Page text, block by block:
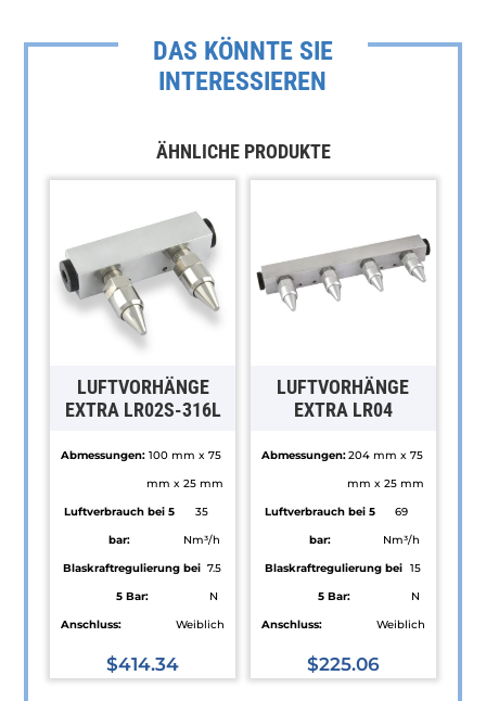
DAS KÖNNTE SIE
INTERESSIEREN
ÄHNLICHE PRODUKTE
LUFTVORHÄNGE
EXTRA LR02S-316L
Abmessungen: 100 mm x 75
mm x 25 mm
Luftverbrauch bei 5
bar:
35
Nm³/h
Blaskraftregulierung bei
5 Bar:
7.5
N
Anschluss:
Weiblich
$414.34
LUFTVORHÄNGE
EXTRA LR04
Abmessungen:204 mm x 75
mm x 25 mm
Luftverbrauch bei 5
bar:
69
Nm³/h
Blaskraftregulierung bei
5 Bar:
15
N
Anschluss:
Weiblich
$225.06